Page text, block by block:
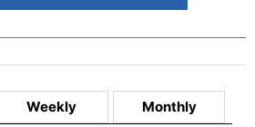
Weekly Monthly